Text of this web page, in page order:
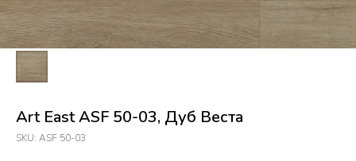
Art East ASF 50-03, Дуб Веста
SKU: ASF 50-03